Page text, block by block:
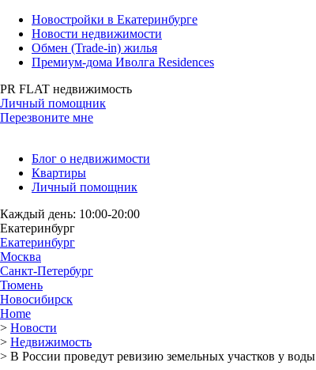
Новостройки в Екатеринбурге
Новости недвижимости
Обмен (Trade-in) жилья
Премиум-дома Иволга Residences
PR FLAT недвижимость
Личный помощник
Перезвоните мне
Блог о недвижимости
Квартиры
Личный помощник
Каждый день: 10:00-20:00
Екатеринбург
Екатеринбург
Москва
Санкт-Петербург
Тюмень
Новосибирск
Home
> Новости
> Недвижимость
> В России проведут ревизию земельных участков у воды